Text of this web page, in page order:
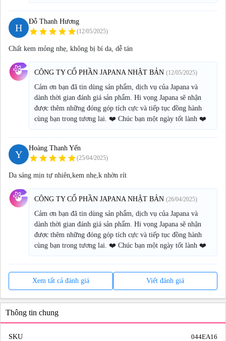
H
Đỗ Thanh Hương
star star star star star(12/05/2025)
Chất kem mỏng nhẹ, không bị bí da, dễ tán
CÔNG TY CỔ PHẦN JAPANA NHẬT BẢN (12/05/2025)
Cảm ơn bạn đã tin dùng sản phẩm, dịch vụ của Japana và
dành thời gian đánh giá sản phẩm. Hi vọng Japana sẽ nhận
được thêm những đóng góp tích cực và tiếp tục đồng hành
cùng bạn trong tương lai. ❤️ Chúc bạn một ngày tốt lành ❤️
Y
Hoàng Thanh Yến
star star star star star(25/04/2025)
Da sáng mịn tự nhiên,kem nhẹ,k nhờn rít
CÔNG TY CỔ PHẦN JAPANA NHẬT BẢN (26/04/2025)
Cảm ơn bạn đã tin dùng sản phẩm, dịch vụ của Japana và
dành thời gian đánh giá sản phẩm. Hi vọng Japana sẽ nhận
được thêm những đóng góp tích cực và tiếp tục đồng hành
cùng bạn trong tương lai. ❤️ Chúc bạn một ngày tốt lành ❤️
Xem tất cả đánh giá Viết đánh giá
Thông tin chung
SKU
044EA16